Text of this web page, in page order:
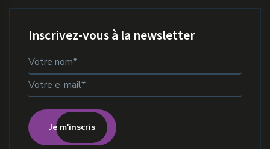
Inscrivez-vous à la newsletter
Je m'inscris